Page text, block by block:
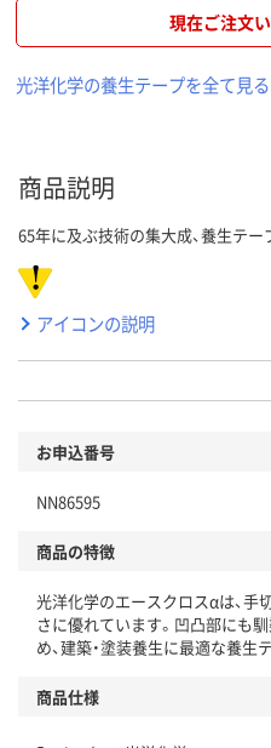
現在ご注文
光洋化学の養生テープを全て見る
商品説明
65年に及ぶ技術の集大成、養生テー
アイコンの説明
お申込番号
NN86595
商品の特徴
光洋化学のエースクロスαは、手
さに優れています。凹凸部にも
め、建築・塗装養生に最適な養生
商品仕様